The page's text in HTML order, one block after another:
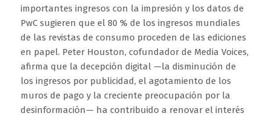
importantes ingresos con la impresión y los datos de
PwC sugieren que el 80 % de los ingresos mundiales
de las revistas de consumo proceden de las ediciones
en papel. Peter Houston, cofundador de Media Voices,
afirma que la decepción digital —la disminución de
los ingresos por publicidad, el agotamiento de los
muros de pago y la creciente preocupación por la
desinformación— ha contribuido a renovar el interés